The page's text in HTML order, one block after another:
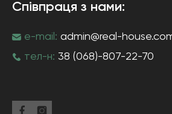
Співпраця з нами:
e-mail: admin@real-
тел-н: 38 (068)-807-22-70